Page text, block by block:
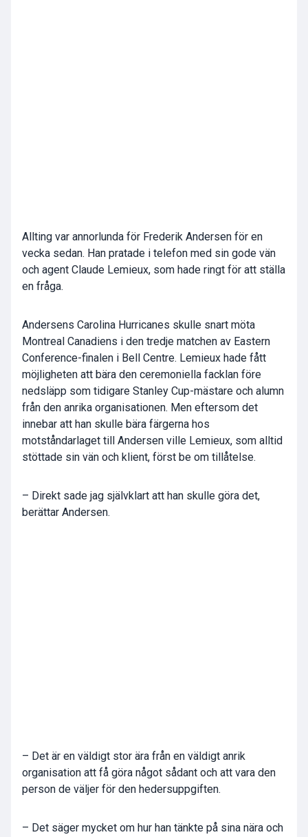
Allting var annorlunda för Frederik Andersen för en
vecka sedan. Han pratade i telefon med sin gode vän
och agent Claude Lemieux, som hade ringt för att ställa
en fråga.
Andersens Carolina Hurricanes skulle snart möta
Montreal Canadiens i den tredje matchen av Eastern
Conference-finalen i Bell Centre. Lemieux hade fått
möjligheten att bära den ceremoniella facklan före
nedsläpp som tidigare Stanley Cup-mästare och alumn
från den anrika organisationen. Men eftersom det
innebar att han skulle bära färgerna hos
motståndarlaget till Andersen ville Lemieux, som alltid
stöttade sin vän och klient, först be om tillåtelse.
– Direkt sade jag självklart att han skulle göra det,
berättar Andersen.
– Det är en väldigt stor ära från en väldigt anrik
organisation att få göra något sådant och att vara den
person de väljer för den hedersuppgiften.
– Det säger mycket om hur han tänkte på sina nära och